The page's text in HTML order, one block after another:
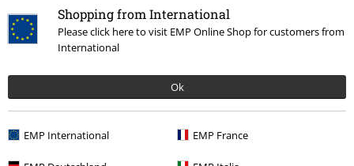
Shopping from International
Please click here to visit EMP Online Shop for customers from
International
Ok
EMP International EMP France
Naposledy navštívené